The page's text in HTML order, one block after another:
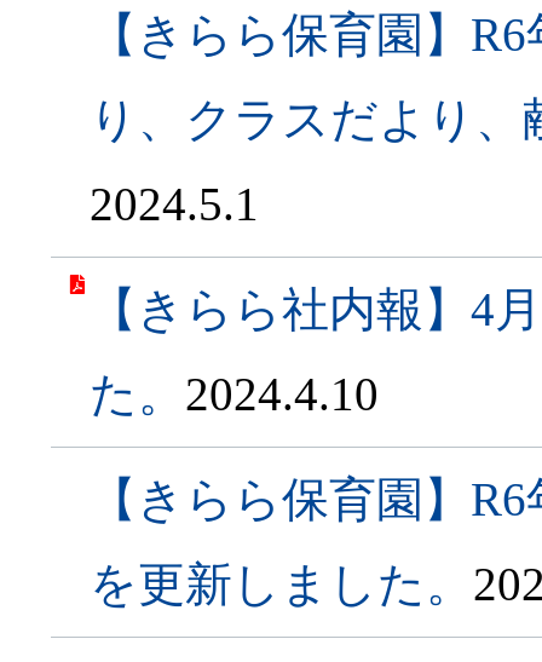
【きらら保育園】
り、クラスだより
2024.5.1
【きらら社内報】4
た。 2024.4.10
【きらら保育園】
を更新しました。